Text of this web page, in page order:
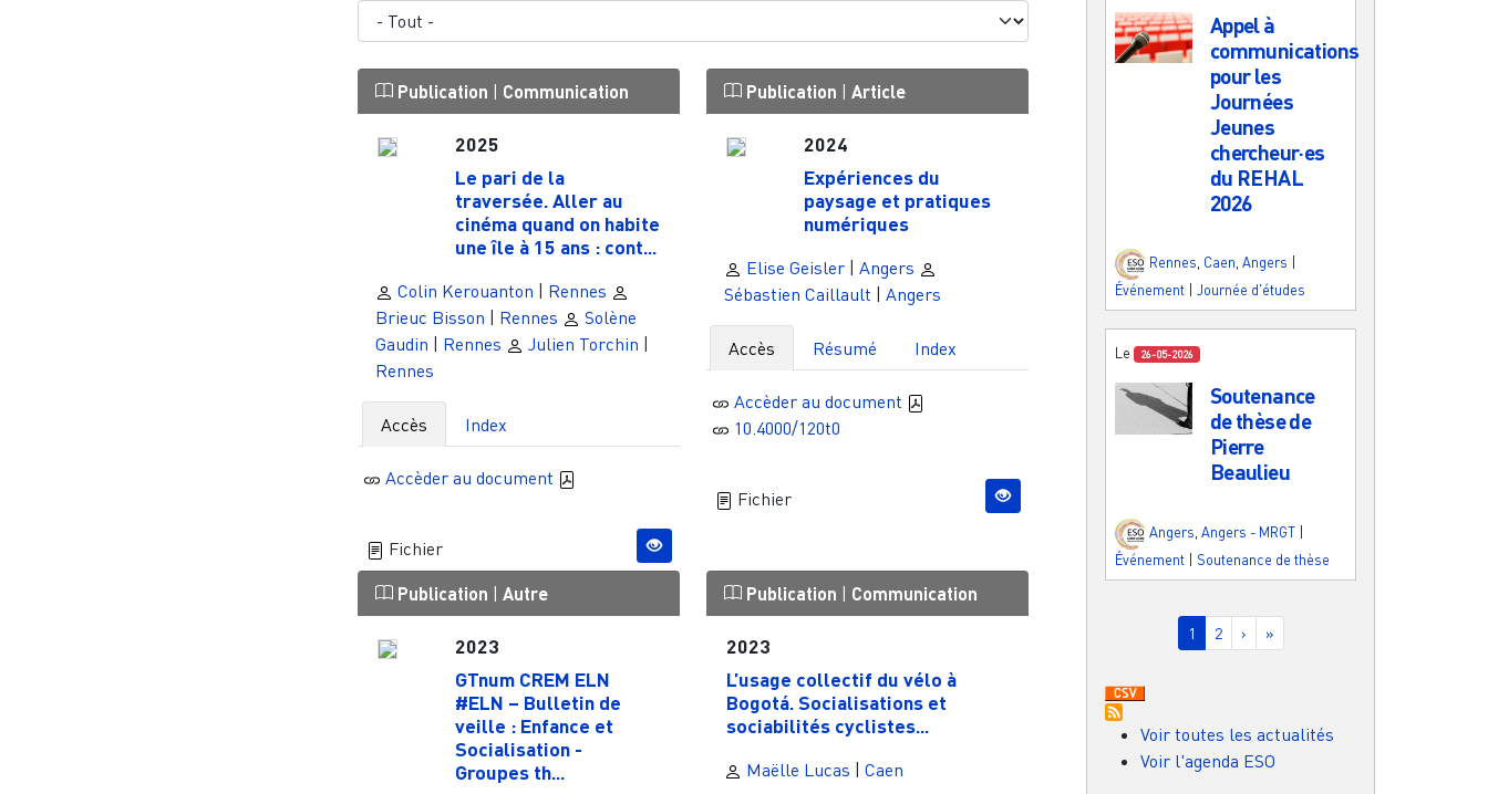
Publication | Communication
2025
Le pari de la
traversée. Aller au
cinéma quand on habite
une île à 15 ans : cont...
Colin Kerouanton | Rennes
Brieuc Bisson | Rennes
Solène
Gaudin | Rennes Julien Torchin |
Rennes
Accès Index
Accèder au document
Fichier
Publication |Article
2024
Expériences du
paysage et pratiques
numériques
Elise Geisler |Angers
Sébastien Caillault |Angers
Accès Résumé Index
Accèder au document
10.4000/120t0
Fichier
Publication |Autre
2023
GTnum CREM ELN
#ELN – Bulletin de
veille : Enfance et
Socialisation -
Groupes th...
Publication | Communication
2023
L’usage collectif du vélo à
Bogotá. Socialisations et
sociabilités cyclistes...
Maëlle Lucas |Caen
Appel à
communications
pour les
Journées
Jeunes
chercheur·es
du REHAL
2026
Rennes, Caen, Angers
Événement
Journée d'études
Le 26-05-2026
Soutenance
de thèse de
Pierre
Beaulieu
Angers Angers - MRGT
Événement | Soutenance de thèse
Pagination
Page courante
1 Page
2 Page suivante
› Dernière page
»
Voir toutes les actualités
Voir l'agenda ESO